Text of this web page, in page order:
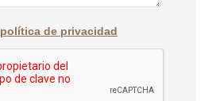
política de privacidad